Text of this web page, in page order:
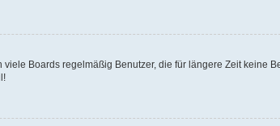
Boards regelmäßig Benutzer, die für längere Zeit keine